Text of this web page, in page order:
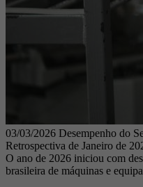
03/03/2026 Desempenho do
Retrospectiva de Janeiro de
O ano de 2026 iniciou com
brasileira de máquinas e